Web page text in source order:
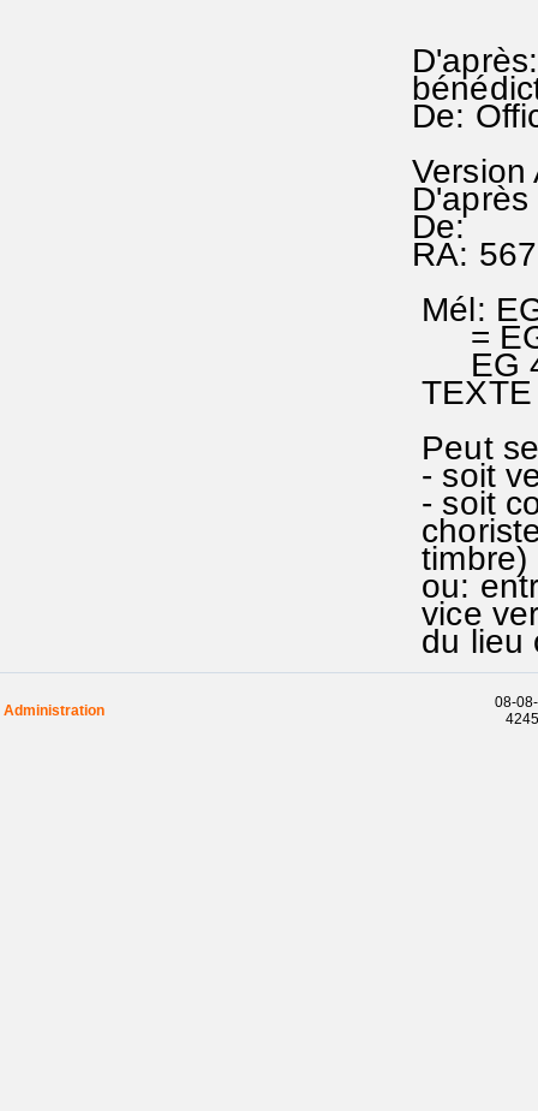
De:
Version
D'après
De:
RA: 567
Mél:
= EG
EG
Peut
- soit
- soit
ou:
vice
du lieu
Administration
08-